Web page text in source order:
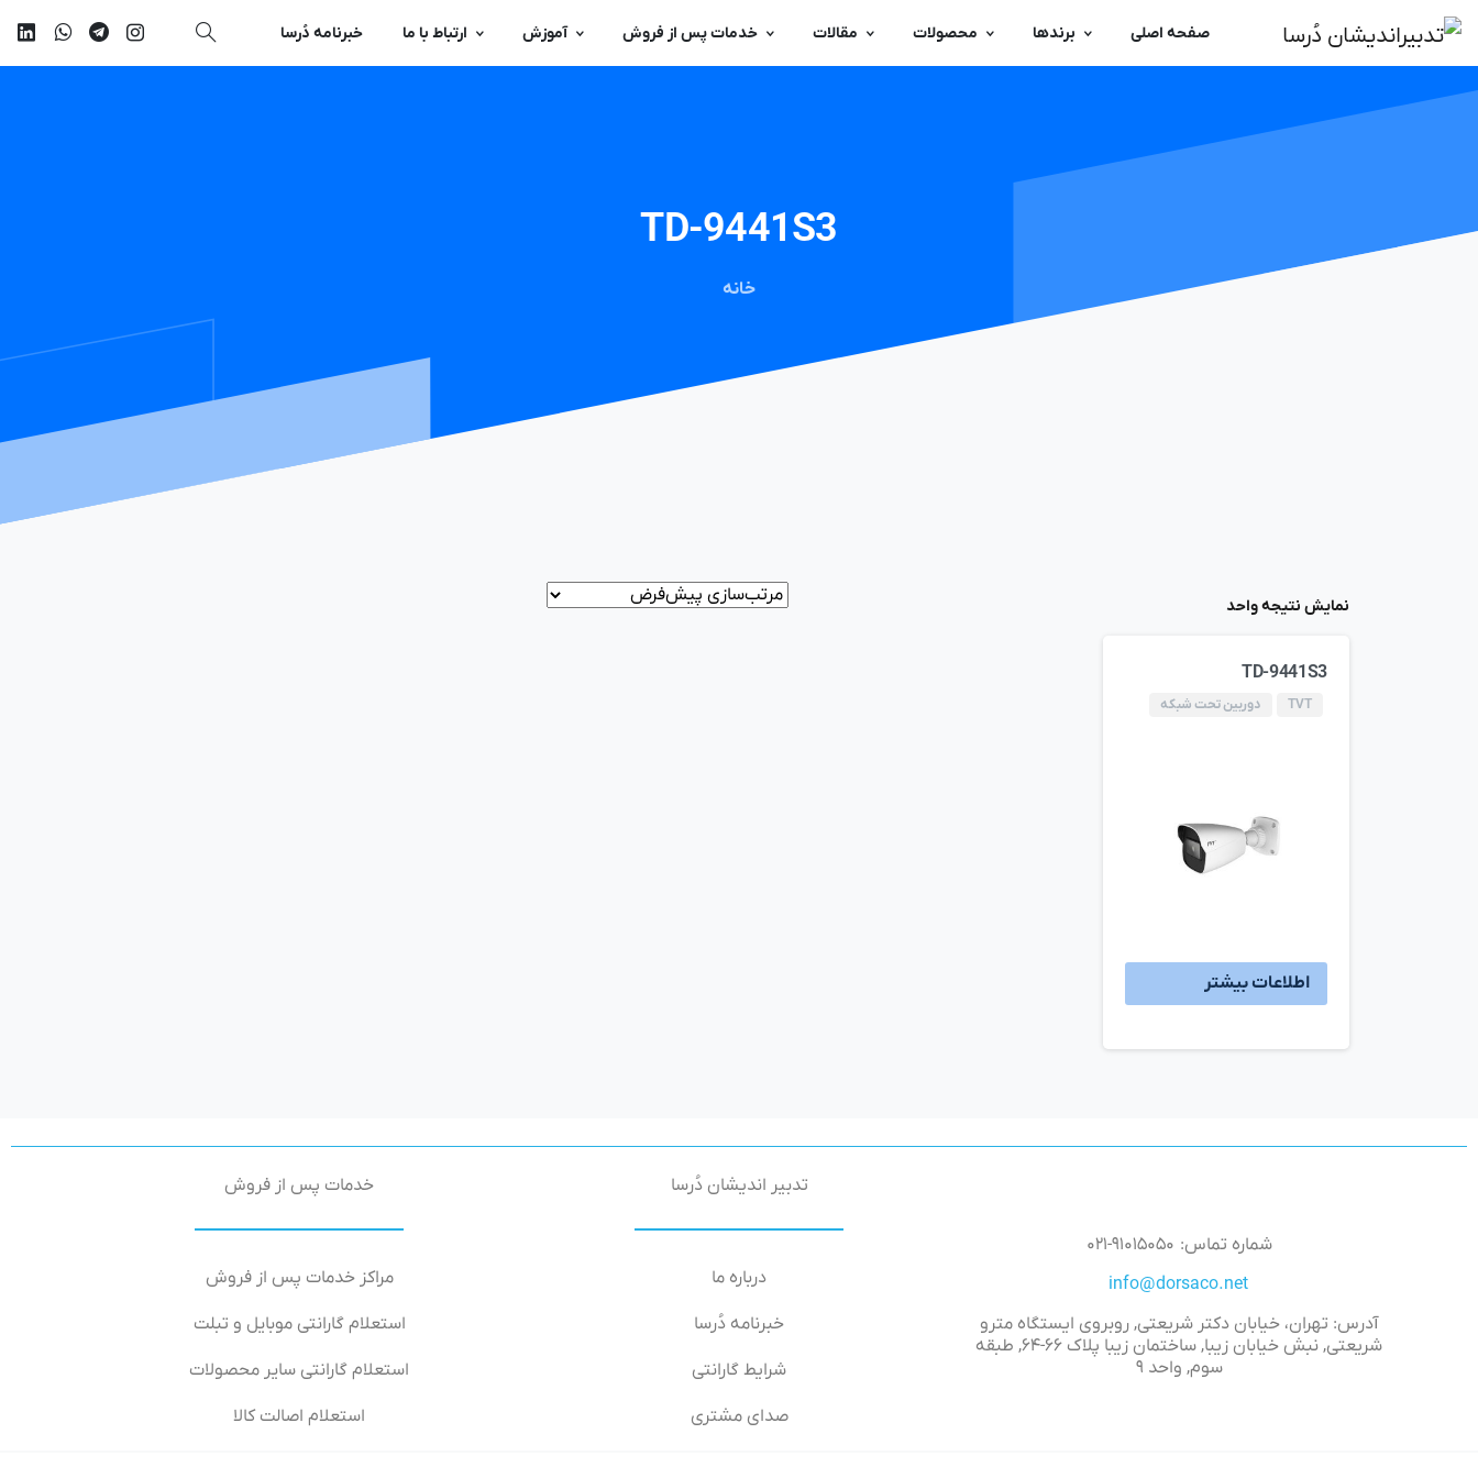
صفحه اصلی برندها محصولات مقالات خدمات پس از فروش آموزش ارتباط با ما خبرنامه دُرسا
TD-9441S3
خانه
نمایش نتیجه واحد
TD-9441S3
TVT دوربین تحت شبکه
اطلاعات بیشتر
شماره تماس: ۹۱۰۱۵۰۵۰-۰۲۱
آدرس: تهران، خیابان دکتر شریعتی, روبروی ایستگاه مترو
شریعتی, نبش خیابان زیبا, ساختمان زیبا پلاک ۶۶-۶۴, طبقه
سوم, واحد ۹
تدبیر اندیشان دُرسا
درباره ما
خبرنامه دُرسا
شرایط گارانتی
صدای مشتری
خدمات پس از فروش
مراکز خدمات پس از فروش
استعلام گارانتی موبایل و تبلت
استعلام گارانتی سایر محصولات
استعلام اصالت کالا